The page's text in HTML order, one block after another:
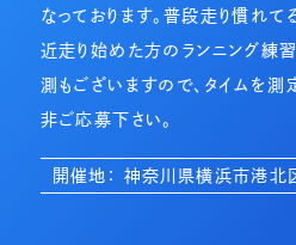
なっております。普段走り慣れ
近走り始めた方のランニング練
測もございますので、タイムを
非ご応募下さい。
開催地： 神奈川県横浜市港